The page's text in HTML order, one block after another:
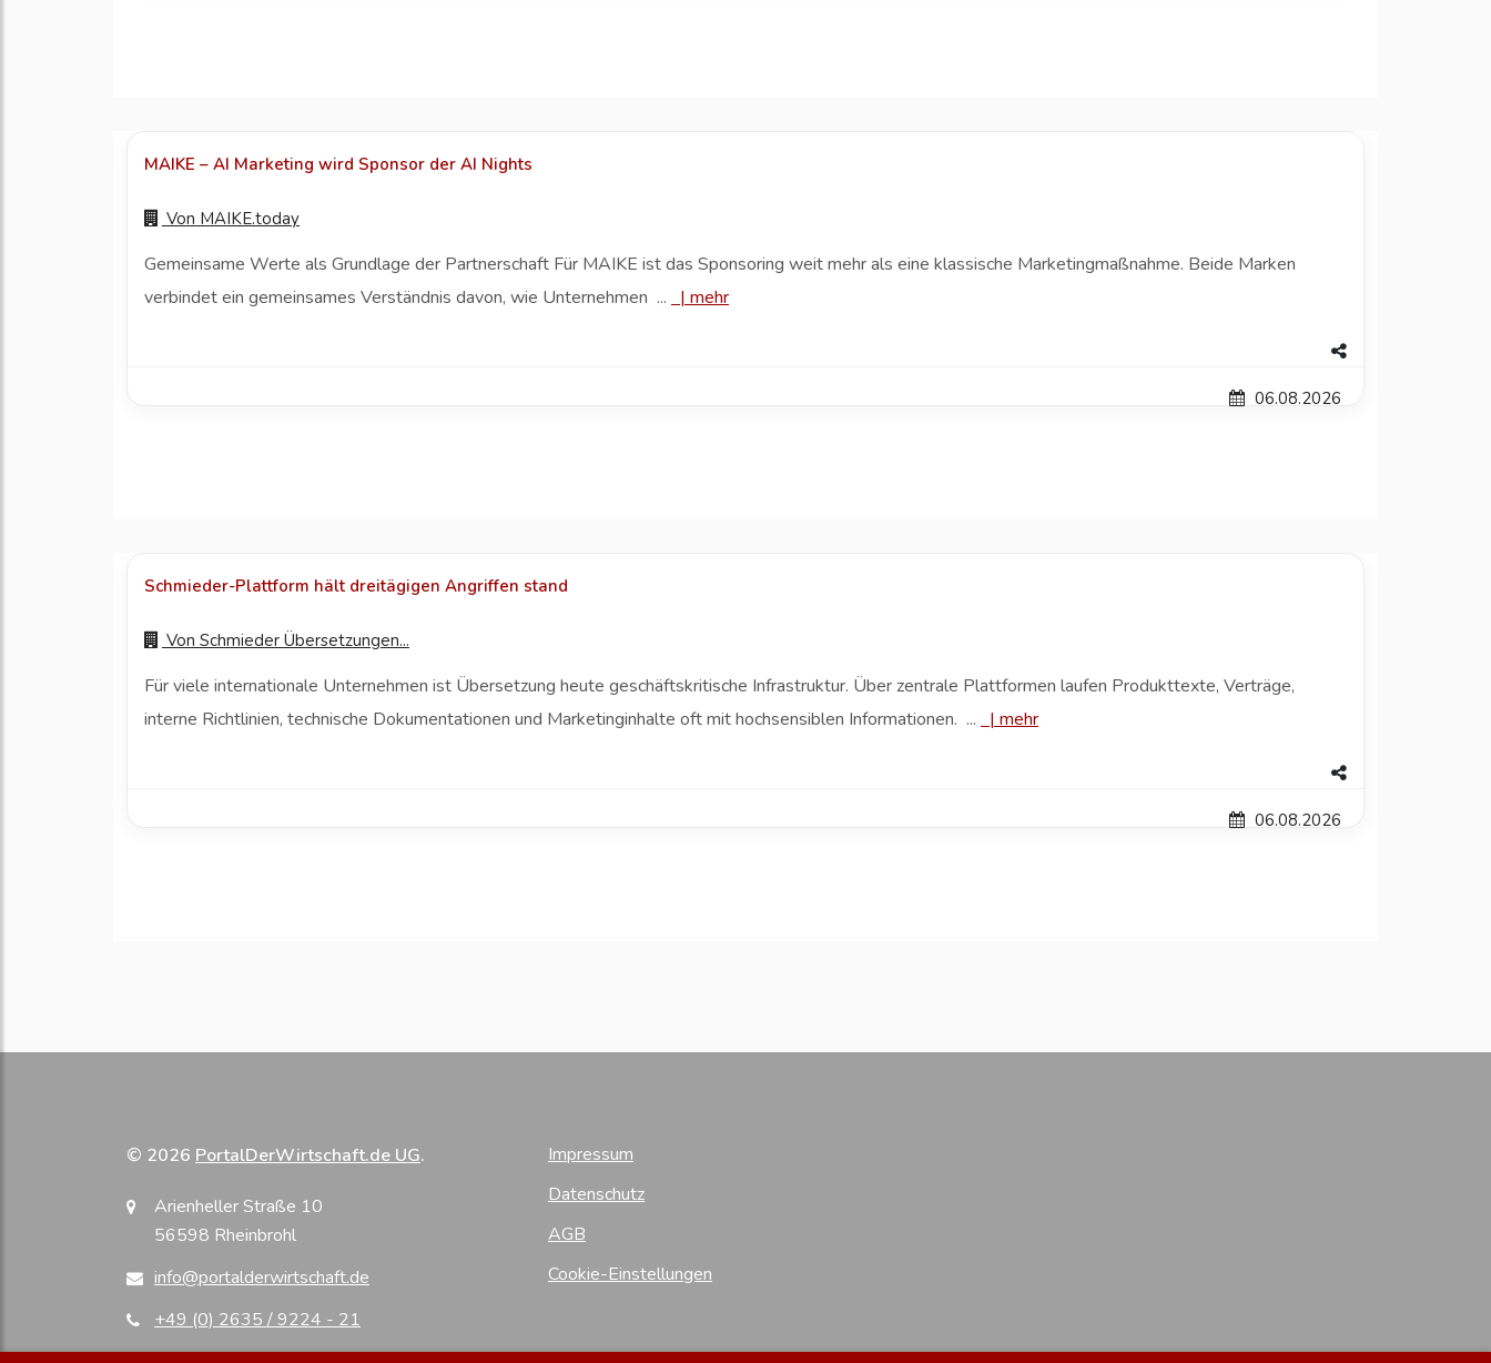
MAIKE – AI Marketing wird Sponsor der AI Nights
Von MAIKE.today
Gemeinsame Werte als Grundlage der Partnerschaft Für MAIKE ist das Sponsoring weit mehr als eine klassische Marketingmaßnahme. Beide Marken
verbindet ein gemeinsames Verständnis davon, wie Unternehmen ... |mehr
06.08.2026
Schmieder-Plattform hält dreitägigen Angriffen stand
Von Schmieder Übersetzungen...
Für viele internationale Unternehmen ist Übersetzung heute geschäftskritische Infrastruktur. Über zentrale Plattformen laufen Produkttexte, Verträge,
interne Richtlinien, technische Dokumentationen und Marketinginhalte oft mit hochsensiblen Informationen. ... |mehr
06.08.2026
© 2026 PortalDerWirtschaft.de UG.
Arienheller Straße 10
56598 Rheinbrohl
info@portalderwirtschaft.de
+49 (0) 2635 / 9224 - 21
Impressum
Datenschutz
AGB
Cookie-Einstellungen